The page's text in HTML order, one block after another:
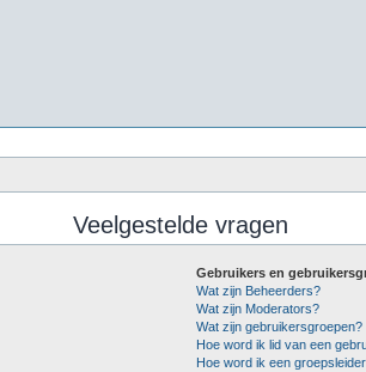
Veelgestelde vragen
Gebruikers en
Wat zijn Beheerders?
Wat zijn Moderators?
Wat zijn gebruikersgroepen?
Hoe word ik lid van een
Hoe word ik een